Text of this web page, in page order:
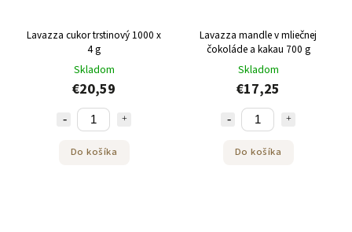
Lavazza cukor trstinový 1000 x
4 g
Skladom
€20,59
Do košíka
Lavazza mandle v mliečnej
čokoláde a kakau 700 g
Skladom
€17,25
Do košíka